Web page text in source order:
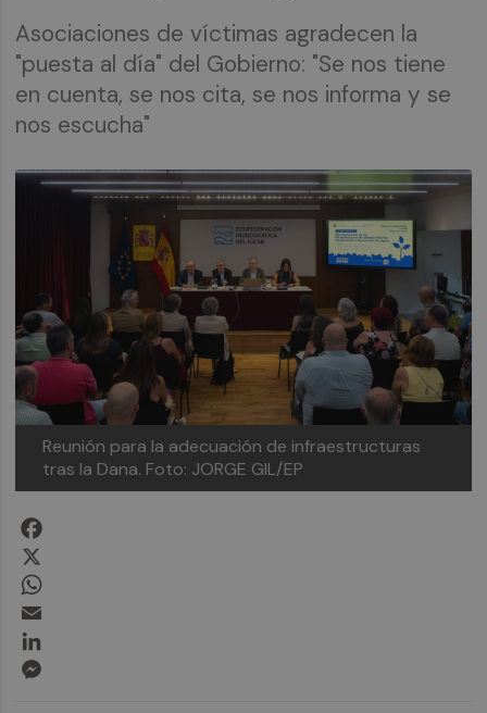
Asociaciones de víctimas agradecen la
"puesta al día" del Gobierno: "Se nos tiene
en cuenta, se nos cita, se nos informa y se
nos escucha"
Reunión para la adecuación de infraestructuras
tras la Dana. Foto: JORGE GIL/EP